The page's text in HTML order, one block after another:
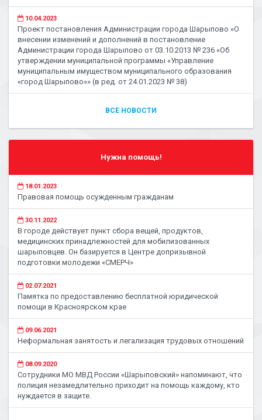
10.04.2023
Проект постановления Администрации города Шарыпово «О
внесении изменений и дополнений в постановление
Администрации города Шарыпово от 03.10.2013 № 236 «Об
утверждении муниципальной программы «Управление
муниципальным имуществом муниципального образования
«город Шарыпово»» (в ред. от 24.01.2023 № 38)
ВСЕ НОВОСТИ
Нужна помощь!
18.01.2023
Правовая помощь осужденным гражданам
30.11.2022
В городе действует пункт сбора вещей, продуктов,
медицинских принадлежностей для мобилизованных
шарыповцев. Он базируется в Центре допризывной
подготовки молодежи «СМЕРЧ»
02.07.2021
Памятка по предоставлению бесплатной юридической
помощи в Красноярском крае
09.06.2021
Неформальная занятость и легализация трудовых отношений
08.09.2020
Сотрудники МО МВД России «Шарыповский» напоминают, что
полиция незамедлительно приходит на помощь каждому, кто
нуждается в защите.